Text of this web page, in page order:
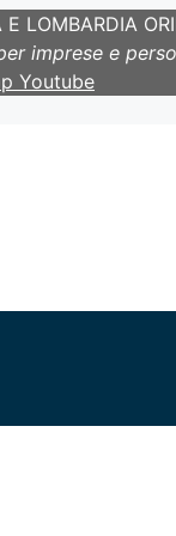
LOMBARDIA
imprese e
Youtube